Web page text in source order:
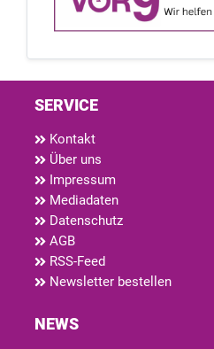
SERVICE
Kontakt
Über uns
Impressum
Mediadaten
Datenschutz
AGB
RSS-Feed
Newsletter bestellen
NEWS